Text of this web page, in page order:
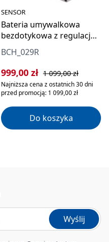
SENSOR
Bateria umywalkowa
bezdotykowa z regulacją
temperatury - 4xAA
BCH_029R
Cena sprzedaży:
999,00 zł Cena regularna:
1 099,00 zł
Najniższa cena z ostatnich 30 dni
przed promocją: 1 099,00 zł
Do koszyka
Wyślij